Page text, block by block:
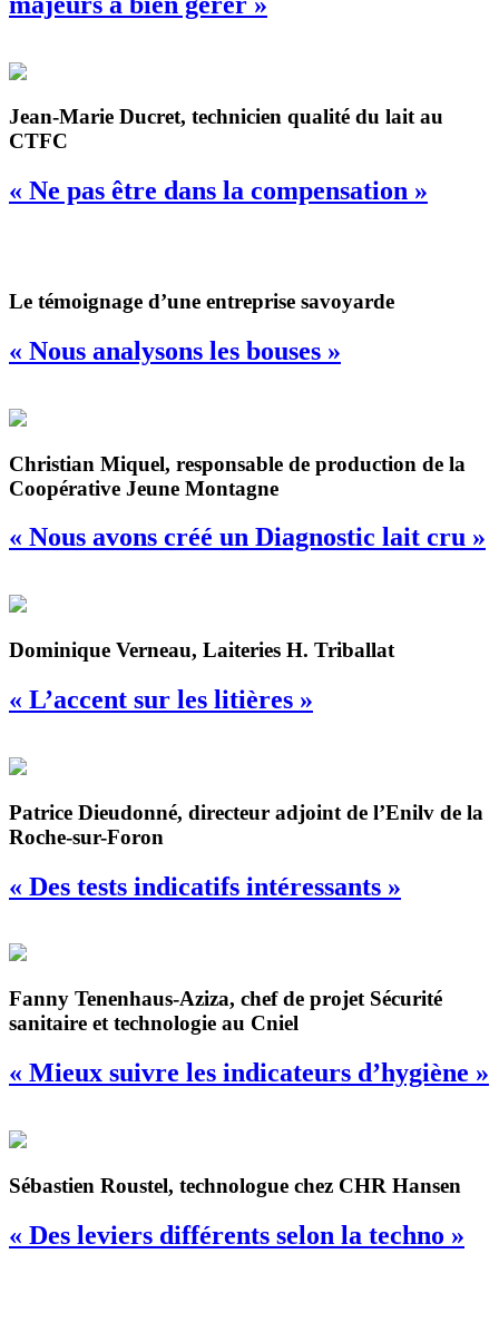
Jean-Marie Ducret, technicien qualité du lait au
CTFC
« Ne pas être dans la compensation »
Le témoignage d’une entreprise savoyarde
« Nous analysons les bouses »
Christian Miquel, responsable de production de la
Coopérative Jeune Montagne
« Nous avons créé un Diagnostic lait cru »
Dominique Verneau, Laiteries H. Triballat
« L’accent sur les litières »
Patrice Dieudonné, directeur adjoint de l’Enilv de la
Roche-sur-Foron
« Des tests indicatifs intéressants »
Fanny Tenenhaus-Aziza, chef de projet Sécurité
sanitaire et technologie au Cniel
« Mieux suivre les indicateurs d’hygiène »
Sébastien Roustel, technologue chez CHR Hansen
« Des leviers différents selon la techno »